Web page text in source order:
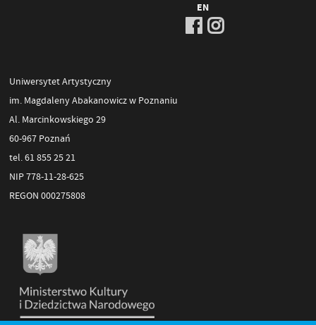
EN
Uniwersytet Artystyczny
im. Magdaleny Abakanowicz w Poznaniu
Al. Marcinkowskiego 29
60-967 Poznań
tel. 61 855 25 21
NIP 778-11-28-625
REGON 000275808